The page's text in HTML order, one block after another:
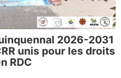
2026-2031
unis pour les droits
RDC